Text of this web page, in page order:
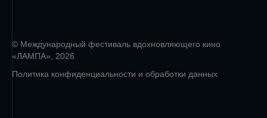
© Международный фестиваль вдохновляющего кино
«ЛАМПА», 2026
Политика конфиденциальности и обработки данных